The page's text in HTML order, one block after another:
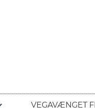
VEGAVÆNGET